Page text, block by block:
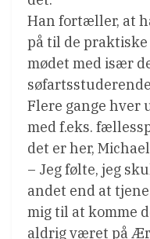
Han fortæller, at
på til de
mødet med især
Flere gange hver
med f.eks.
det er her,
– Jeg følte, jeg
andet end at
mig til at komme
aldrig været på